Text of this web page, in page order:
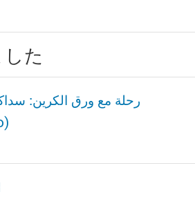
た
رحلة مع ورق الكرين: